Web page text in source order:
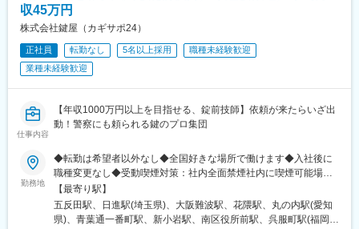
収45万円
株式会社鍵屋（カギサポ24）
正社員 転勤なし 5名以上採用
職種未経験歓迎
業種未経験歓迎
仕事内容
【年収1000万円以上を目指せる、錠前技師】依頼が来たらいざ出
動！警察にも頼られる鍵のプロ集団
勤務地
◆転勤は希望者以外なし◆全国好きな場所で働けます◆入社後に
職種変更なし◆受動喫煙対策：社内全面禁煙社内に喫煙可能場所
あり品川本社／戸越銀座駅4分さいたま支社／宮原駅車7分★大阪
（難波）支社／なんば駅1分神戸支社／花隈駅3分名古屋支社／丸
の内駅5分仙台支社／仙台駅10分新小岩支社／新小岩駅5分広島支
【最寄り駅】
五反田駅、日進駅(埼玉県)、大阪難波駅、花隈駅、丸の内駅(愛知
県)、青葉通一番町駅、新小岩駅、南区役所前駅、呉服町駅(福岡